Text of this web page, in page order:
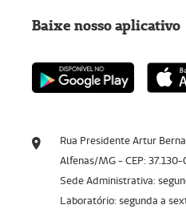
Rua Presidente Artur
Alfenas/MG - CEP:
Sede Administrativa:
Laboratório: segunda a
Baixe nosso aplicativo